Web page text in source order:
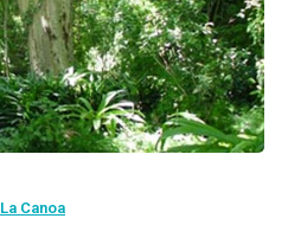
La Canoa